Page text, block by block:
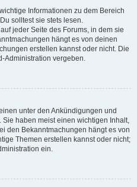
Informationen zu dem Bereich
solltest sie stets lesen.
jeder Seite des Forums, in dem sie
hängt es von deinen
erstellen kannst oder nicht. Die
Administration vergeben.
unter den Ankündigungen und
haben meist einen wichtigen Inhalt,
den Bekanntmachungen hängt es von
Themen erstellen kannst oder nicht;
ein.